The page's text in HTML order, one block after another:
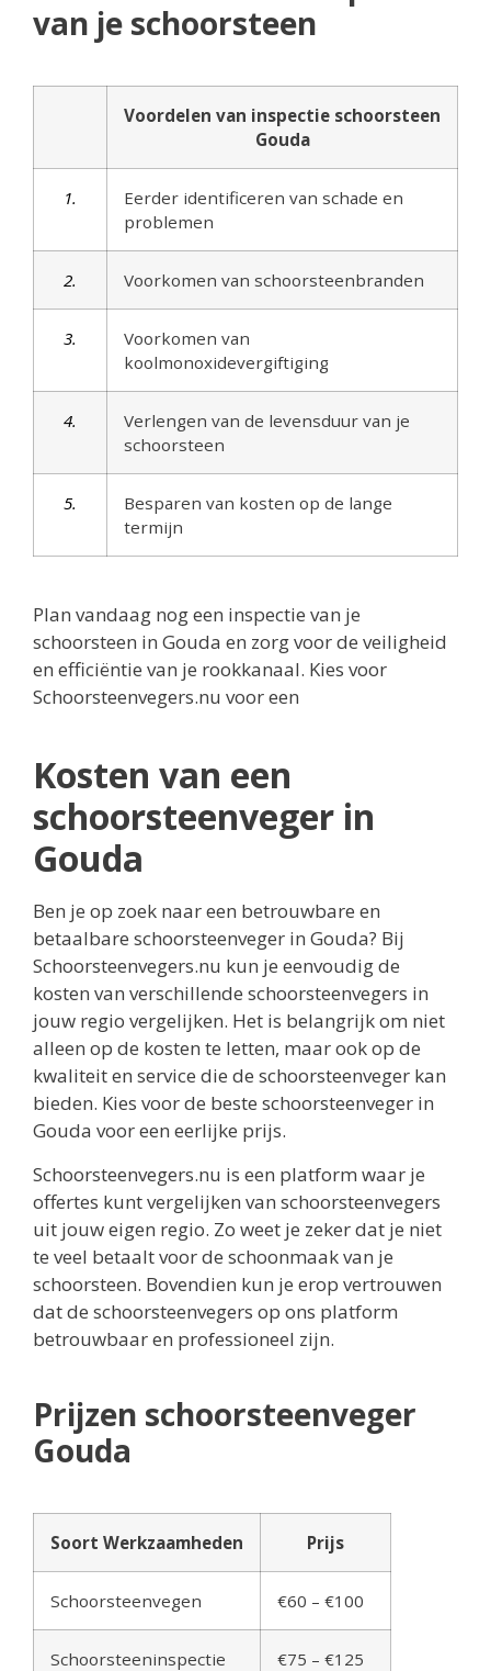
van je schoorsteen
Voordelen van inspectie schoorsteen
Gouda
1.
Eerder identificeren van schade en
problemen
2. Voorkomen van schoorsteenbranden
3.
Voorkomen van
koolmonoxidevergiftiging
4.
Verlengen van de levensduur van je
schoorsteen
5.
Besparen van kosten op de lange
termijn
Plan vandaag nog een inspectie van je
schoorsteen in Gouda en zorg voor de veiligheid
en efficiëntie van je rookkanaal. Kies voor
Schoorsteenvegers.nu voor een
Kosten van een
schoorsteenveger in
Gouda
Ben je op zoek naar een betrouwbare en
betaalbare schoorsteenveger in Gouda? Bij
Schoorsteenvegers.nu kun je eenvoudig de
kosten van verschillende schoorsteenvegers in
jouw regio vergelijken. Het is belangrijk om niet
alleen op de kosten te letten, maar ook op de
kwaliteit en service die de schoorsteenveger kan
bieden. Kies voor de beste schoorsteenveger in
Gouda voor een eerlijke prijs.
Schoorsteenvegers.nu is een platform waar je
offertes kunt vergelijken van schoorsteenvegers
uit jouw eigen regio. Zo weet je zeker dat je niet
te veel betaalt voor de schoonmaak van je
schoorsteen. Bovendien kun je erop vertrouwen
dat de schoorsteenvegers op ons platform
betrouwbaar en professioneel zijn.
Prijzen schoorsteenveger
Gouda
Soort Werkzaamheden Prijs
Schoorsteenvegen €60 – €100
Schoorsteeninspectie €75 – €125